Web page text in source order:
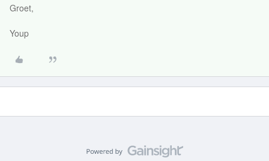
Groet,
Youp